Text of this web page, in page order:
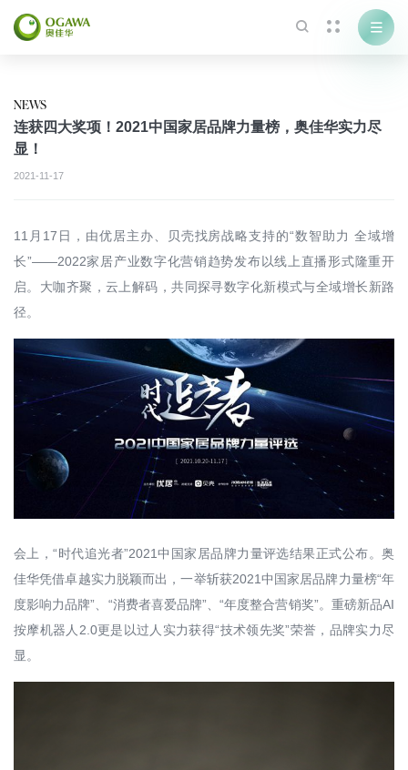



NEWS
连获四大奖项！2021中国家居品牌力量榜，奥佳华实力尽
显！
2021-11-17
11月17日，由优居主办、贝壳找房战略支持的“数智助力 全域增
长”——2022家居产业数字化营销趋势发布以线上直播形式隆重开
启。大咖齐聚，云上解码，共同探寻数字化新模式与全域增长新路
径。
会上，“时代追光者”2021中国家居品牌力量评选结果正式公布。奥
佳华凭借卓越实力脱颖而出，一举斩获2021中国家居品牌力量榜“年
度影响力品牌”、“消费者喜爱品牌”、“年度整合营销奖”。重磅新品AI
按摩机器人2.0更是以过人实力获得“技术领先奖”荣誉，品牌实力尽
显。